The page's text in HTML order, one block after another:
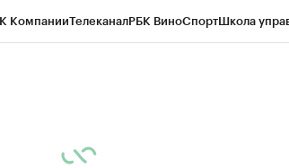
КомпанииТелеканалРБК ВиноСпортШкола